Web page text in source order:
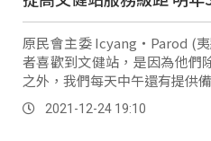
原民會主委 Icyang‧Parod (
者喜歡到文健站，是因為他們
之外，我們每天中午還有提供
2021-12-24 19:10